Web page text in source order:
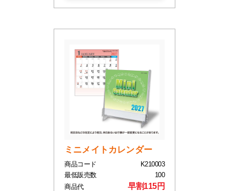
ミニメイトカレンダー
商品コード
K210003
最低販売数
100
商品代
早割115円